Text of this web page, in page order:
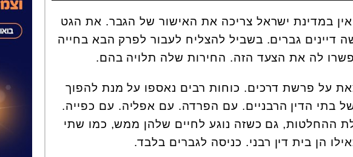
במדינת ישראל צריכה את האישור של הגבר. את הגט
גברים. בשביל להצליח לעבור לפרק הבא בחייה
לה את הצעד הזה. החירות שלה תלויה בהם.
על פרשת דרכים. כוחות רבים נאספו על מנת להפוך
בתי הדין הרבניים. עם הפרדה. עם אפליה. עם כפייה.
ההחלטות, גם כשזה נוגע לחיים שלהן ממש, כמו שתי
הן בית דין רבני. כניסה לגברים בלבד.